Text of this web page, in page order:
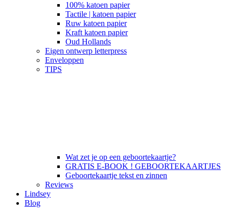
100% katoen papier
Tactile | katoen papier
Ruw katoen papier
Kraft katoen papier
Oud Hollands
Eigen ontwerp letterpress
Enveloppen
TIPS
Wat zet je op een geboortekaartje?
GRATIS E-BOOK ! GEBOORTEKAARTJES
Geboortekaartje tekst en zinnen
Reviews
Lindsey
Blog